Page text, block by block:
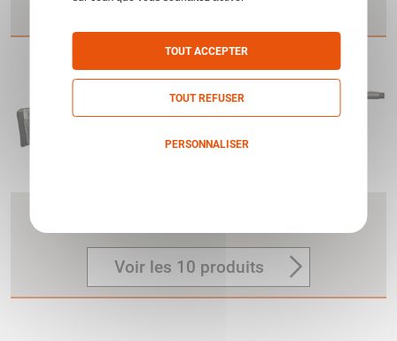
Voir les 31 produits
Voir les 10 produits
TOUT ACCEPTER
TOUT REFUSER
PERSONNALISER